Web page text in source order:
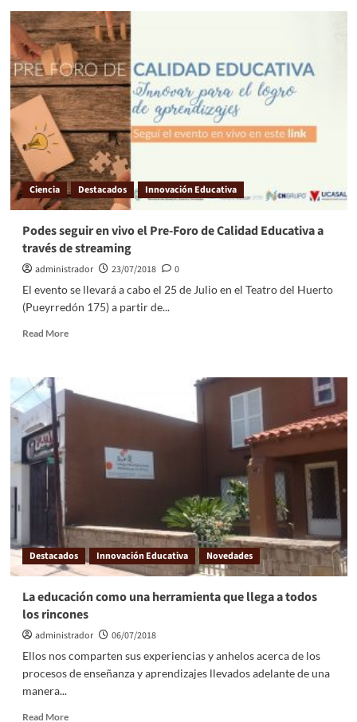
Ciencia Destacados Innovación Educativa
Podes seguir en vivo el Pre-Foro de Calidad Educativa a
través de streaming
administrador 23/07/2018
0
El evento se llevará a cabo el 25 de Julio en el Teatro del Huerto
(Pueyrredón 175) a partir de...
Read More
Destacados Innovación Educativa Novedades
La educación como una herramienta que llega a todos
los rincones
administrador
06/07/2018
Ellos nos comparten sus experiencias y anhelos acerca de los
procesos de enseñanza y aprendizajes llevados adelante de una
manera...
Read More